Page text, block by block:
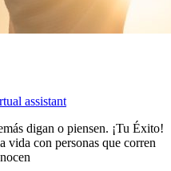
assistant
digan o piensen. ¡Tu Éxito!
vida con personas que corren